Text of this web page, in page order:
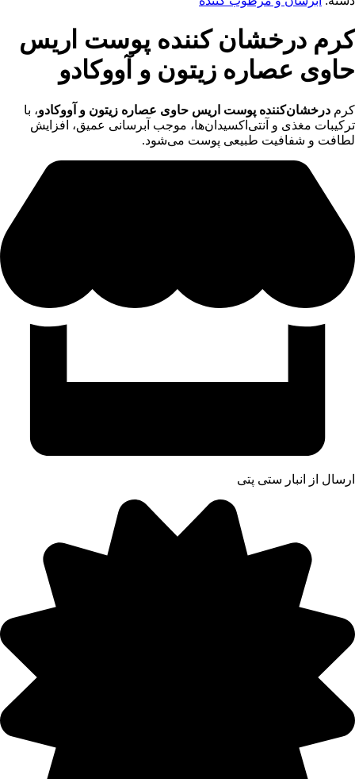
کرم درخشان کننده پوست اریس
حاوی عصاره زیتون و آووکادو
کرم درخشان‌کننده پوست اریس حاوی عصاره زیتون و آووکادو، با
ترکیبات مغذی و آنتی‌اکسیدان‌ها، موجب آبرسانی عمیق، افزایش
لطافت و شفافیت طبیعی پوست می‌شود.
ارسال از انبار ستی پتی